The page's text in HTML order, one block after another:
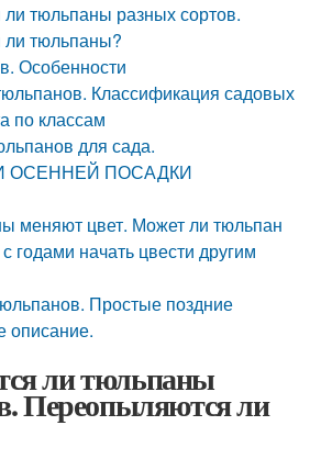
тюльпаны разных сортов.
тюльпаны?
Особенности
Классификация садовых
по классам
для сада.
ОСЕННЕЙ ПОСАДКИ
меняют цвет. Может ли тюльпан
годами начать цвести другим
Простые поздние
описание.
ли тюльпаны
Переопыляются ли